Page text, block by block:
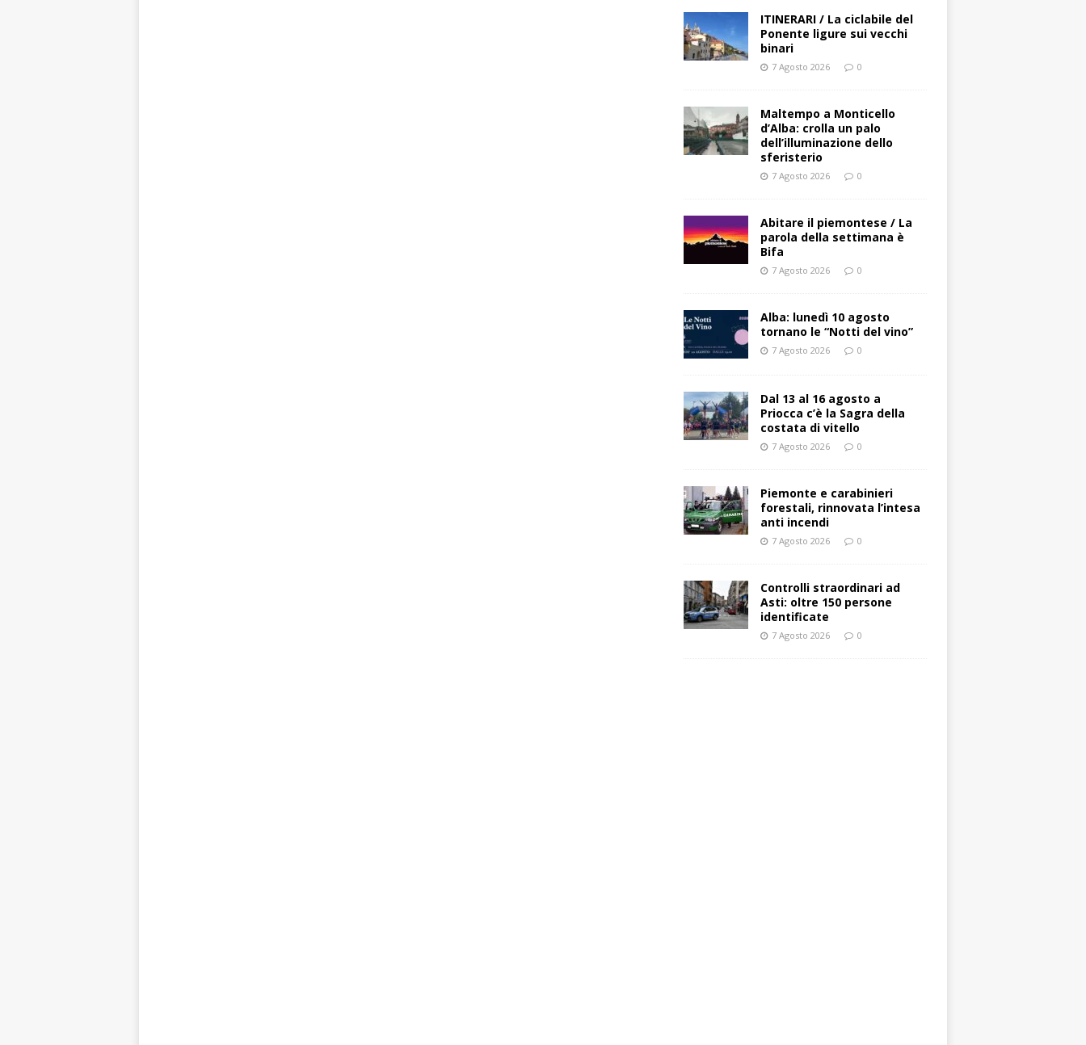
ITINERARI / La ciclabile del
Ponente ligure sui vecchi
binari
7 Agosto 2026 0
Maltempo a Monticello
d’Alba: crolla un palo
dell’illuminazione dello
sferisterio
7 Agosto 2026 0
Abitare il piemontese / La
parola della settimana è
Bifa
7 Agosto 2026 0
Alba: lunedì 10 agosto
tornano le “Notti del vino”
7 Agosto 2026 0
Dal 13 al 16 agosto a
Priocca c’è la Sagra della
costata di vitello
7 Agosto 2026 0
Piemonte e carabinieri
forestali, rinnovata l’intesa
anti incendi
7 Agosto 2026 0
Controlli straordinari ad
Asti: oltre 150 persone
identificate
7 Agosto 2026 0